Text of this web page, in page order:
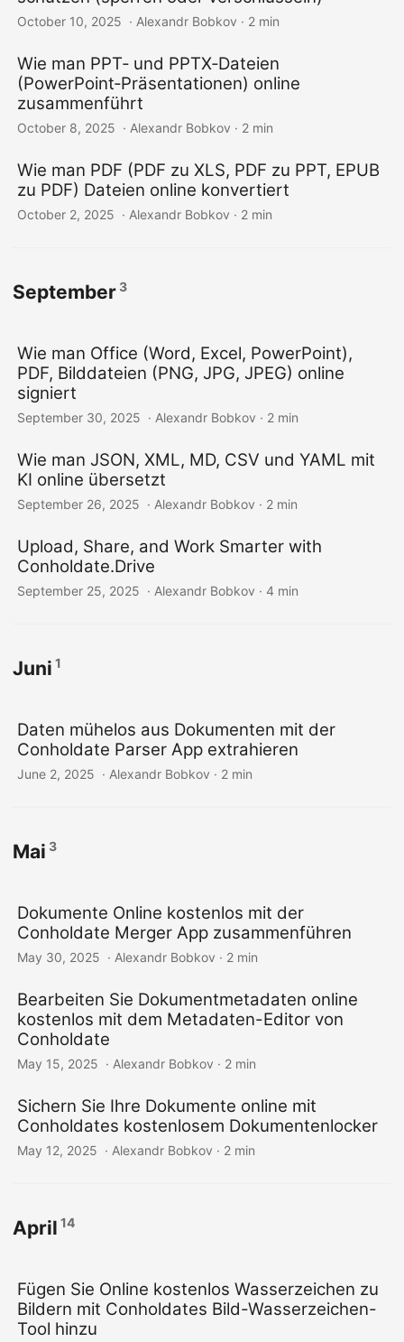
October 10, 2025 ‎ · Alexandr Bobkov · 2 min
Wie man PPT‑ und PPTX‑Dateien
(PowerPoint‑Präsentationen) online
zusammenführt
October 8, 2025 ‎ · Alexandr Bobkov · 2 min
Wie man PDF (PDF zu XLS, PDF zu PPT, EPUB
zu PDF) Dateien online konvertiert
October 2, 2025 ‎ · Alexandr Bobkov · 2 min
September 3
Wie man Office (Word, Excel, PowerPoint),
PDF, Bilddateien (PNG, JPG, JPEG) online
signiert
September 30, 2025 ‎ · Alexandr Bobkov · 2 min
Wie man JSON, XML, MD, CSV und YAML mit
KI online übersetzt
September 26, 2025 ‎ · Alexandr Bobkov · 2 min
Upload, Share, and Work Smarter with
Conholdate.Drive
September 25, 2025 ‎ · Alexandr Bobkov · 4 min
Juni 1
Daten mühelos aus Dokumenten mit der
Conholdate Parser App extrahieren
June 2, 2025 ‎ · Alexandr Bobkov · 2 min
Mai 3
Dokumente Online kostenlos mit der
Conholdate Merger App zusammenführen
May 30, 2025 ‎ · Alexandr Bobkov · 2 min
Bearbeiten Sie Dokumentmetadaten online
kostenlos mit dem Metadaten-Editor von
Conholdate
May 15, 2025 ‎ · Alexandr Bobkov · 2 min
Sichern Sie Ihre Dokumente online mit
Conholdates kostenlosem Dokumentenlocker
May 12, 2025 ‎ · Alexandr Bobkov · 2 min
April 14
Fügen Sie Online kostenlos Wasserzeichen zu
Bildern mit Conholdates Bild-Wasserzeichen-
Tool hinzu